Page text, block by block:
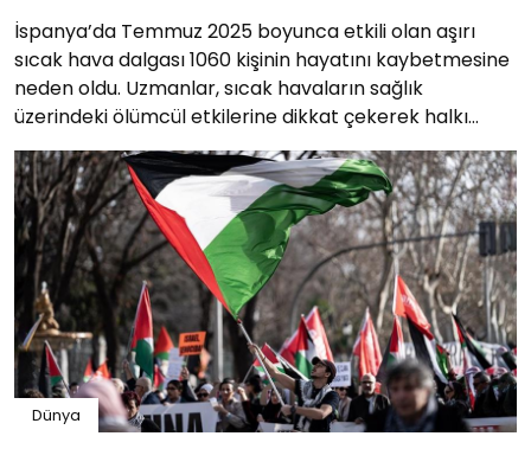
İspanya’da Temmuz 2025 boyunca etkili olan aşırı
sıcak hava dalgası 1060 kişinin hayatını kaybetmesine
neden oldu. Uzmanlar, sıcak havaların sağlık
üzerindeki ölümcül etkilerine dikkat çekerek halkı
uyardı.
Dünya